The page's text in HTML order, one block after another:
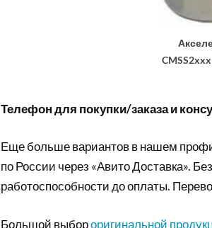
Телефон для покупки/заказа и
Еще больше вариантов в нашем
по России через «Авито Доставка».
работоспособности до оплаты.
Большой выбороригинальной